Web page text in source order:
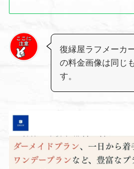
復縁屋ラフメーカ
の料金画像は同じ
す。